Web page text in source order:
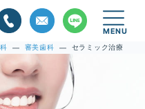
— 審美歯科 — セラミック治療